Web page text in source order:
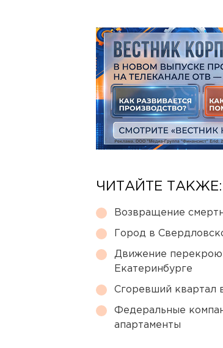
ЧИТАЙТЕ ТАКЖЕ:
Возвращение
Город в
Движение
Екатеринбурге
Сгоревший квартал
Федеральные
апартаменты